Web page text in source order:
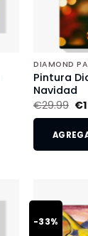
DIAMOND
Pintura
Navidad
€29.99 €
-33%